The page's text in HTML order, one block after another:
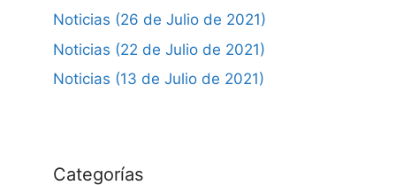
Noticias (26 de Julio de 2021)
Noticias (22 de Julio de 2021)
Noticias (13 de Julio de 2021)
Categorías